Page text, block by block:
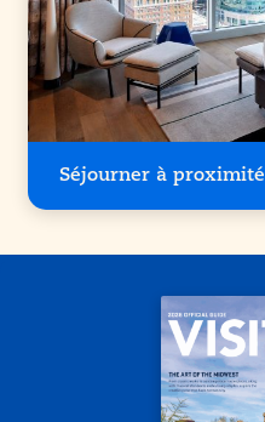
Séjourner à proximité